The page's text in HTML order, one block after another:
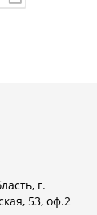
г.
53, оф.2